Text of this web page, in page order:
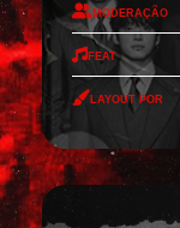
Moderação
Feat
Layout por